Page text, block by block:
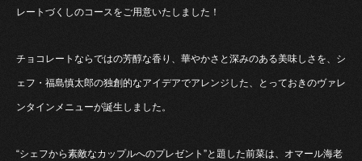
レートづくしのコースをご用意いたしました！
チョコレートならではの芳醇な香り、華やかさと深みのある美味しさを、シ
ェフ・福島慎太郎の独創的なアイデアでアレンジした、とっておきのヴァレ
ンタインメニューが誕生しました。
“シェフから素敵なカップルへのプレゼント”と題した前菜は、オマール海老